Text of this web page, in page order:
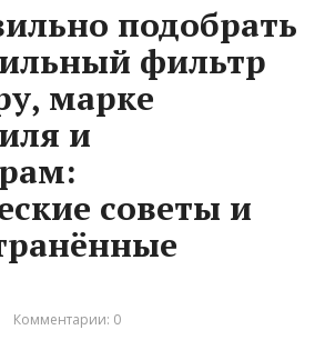
подобрать
фильтр
марке
и
советы и
Комментарии: 0